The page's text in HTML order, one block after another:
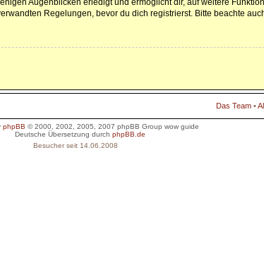
Augenblicken erledigt und ermöglicht dir, auf weitere
Regelungen, bevor du dich registrierst. Bitte beachte
Das Team •
phpBB © 2000, 2002, 2005, 2007 phpBB Group wow guide
Deutsche Übersetzung durchphpBB.de
Besucher seit 14.06.2008